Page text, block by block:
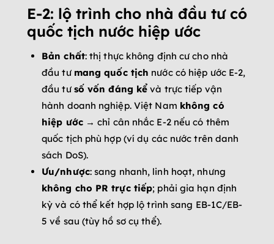
E-2: lộ trình cho nhà đầu tư có
quốc tịch nước hiệp ước
Bản chất: thị thực không định cư cho nhà
đầu tư mang quốc tịch nước có hiệp ước E-2,
đầu tư số vốn đáng kể và trực tiếp vận
hành doanh nghiệp. Việt Nam không có
hiệp ước→ chỉ cân nhắc E-2 nếu có thêm
quốc tịch phù hợp (ví dụ các nước trên danh
sách DoS).
Ưu/nhược: sang nhanh, linh hoạt, nhưng
không cho PR trực tiếp; phải gia hạn định
kỳ và có thể kết hợp lộ trình sang EB-1C/EB-
5 về sau (tùy hồ sơ cụ thể).